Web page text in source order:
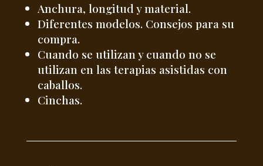
Anchura, longitud y material.
Diferentes modelos. Consejos para su
compra.
Cuando se utilizan y cuando no se
utilizan en las terapias asistidas con
caballos.
Cinchas.